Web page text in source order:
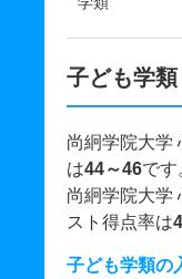
子ども学類
尚絅学院大学
は44～46です
尚絅学院大学
スト得点率は
子ども学類の